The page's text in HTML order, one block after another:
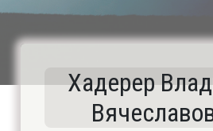
Хадерер